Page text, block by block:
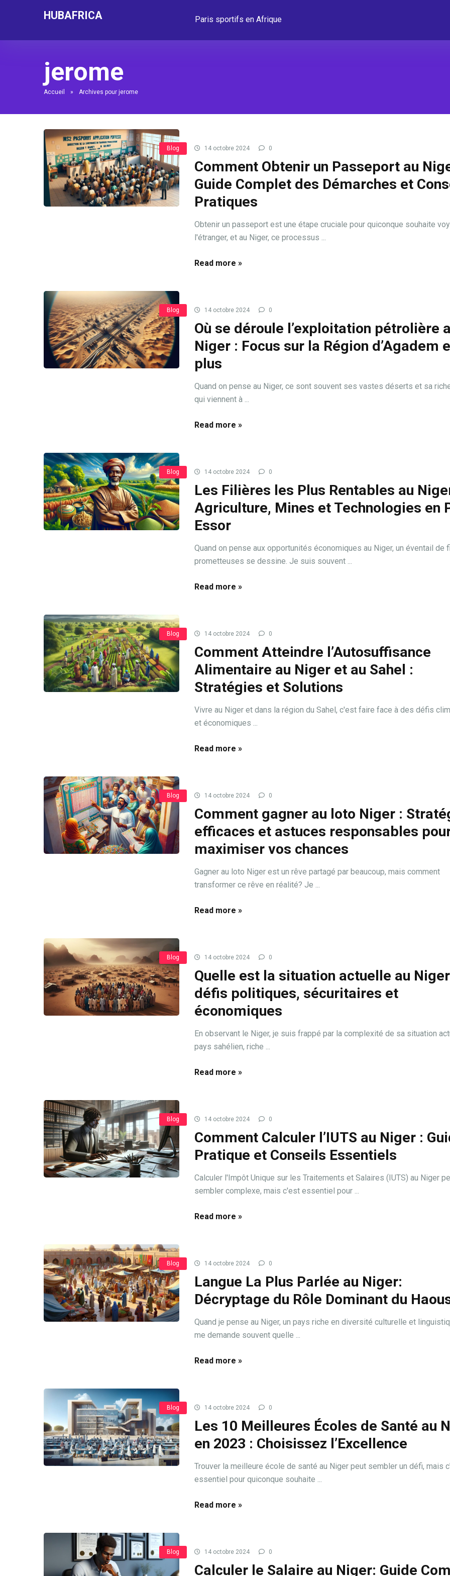
HUBAFRICA Paris sportifs en Afrique
jerome
Accueil » Archives pour jerome
Blog 14 octobre 2024 0
Comment Obtenir un Passeport au
Guide Complet des Démarches et
Pratiques
Obtenir un passeport est une étape cruciale pour quiconque souhaite
l'étranger, et au Niger, ce processus ...
Read more »
Blog 14 octobre 2024 0
Où se déroule l’exploitation pétrolière
Niger : Focus sur la Région d’Agadem
plus
Quand on pense au Niger, ce sont souvent ses vastes déserts et sa
qui viennent à ...
Read more »
Blog 14 octobre 2024 0
Les Filières les Plus Rentables au
Agriculture, Mines et Technologies en
Essor
Quand on pense aux opportunités économiques au Niger, un éventail de
prometteuses se dessine. Je suis souvent ...
Read more »
Blog 14 octobre 2024 0
Comment Atteindre l’Autosuffisance
Alimentaire au Niger et au Sahel :
Stratégies et Solutions
Vivre au Niger et dans la région du Sahel, c'est faire face à des défis
et économiques ...
Read more »
Blog 14 octobre 2024 0
Comment gagner au loto Niger :
efficaces et astuces responsables
maximiser vos chances
Gagner au loto Niger est un rêve partagé par beaucoup, mais comment
transformer ce rêve en réalité? Je ...
Read more »
Blog 14 octobre 2024 0
Quelle est la situation actuelle au
défis politiques, sécuritaires et
économiques
En observant le Niger, je suis frappé par la complexité de sa situation
pays sahélien, riche ...
Read more »
Blog 14 octobre 2024 0
Comment Calculer l’IUTS au Niger :
Pratique et Conseils Essentiels
Calculer l'Impôt Unique sur les Traitements et Salaires (IUTS) au Niger
sembler complexe, mais c'est essentiel pour ...
Read more »
Blog 14 octobre 2024 0
Langue La Plus Parlée au Niger:
Décryptage du Rôle Dominant du
Quand je pense au Niger, un pays riche en diversité culturelle et
me demande souvent quelle ...
Read more »
Blog 14 octobre 2024 0
Les 10 Meilleures Écoles de Santé au
en 2023 : Choisissez l’Excellence
Trouver la meilleure école de santé au Niger peut sembler un défi, mais
essentiel pour quiconque souhaite ...
Read more »
Blog 14 octobre 2024 0
Calculer le Salaire au Niger: Guide